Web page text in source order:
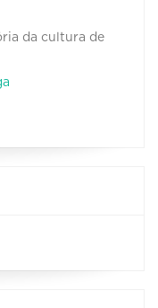
da cultura de